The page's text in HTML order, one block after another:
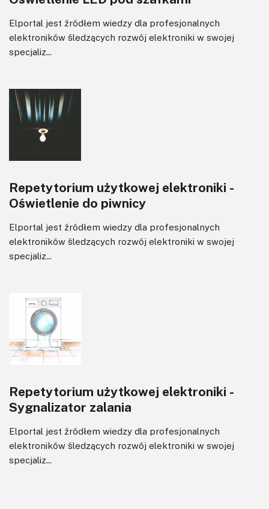
Elportal jest źródłem wiedzy dla profesjonalnych
elektroników śledzących rozwój elektroniki w swojej
specjaliz...
Repetytorium użytkowej elektroniki -
Oświetlenie do piwnicy
Elportal jest źródłem wiedzy dla profesjonalnych
elektroników śledzących rozwój elektroniki w swojej
specjaliz...
Repetytorium użytkowej elektroniki -
Sygnalizator zalania
Elportal jest źródłem wiedzy dla profesjonalnych
elektroników śledzących rozwój elektroniki w swojej
specjaliz...